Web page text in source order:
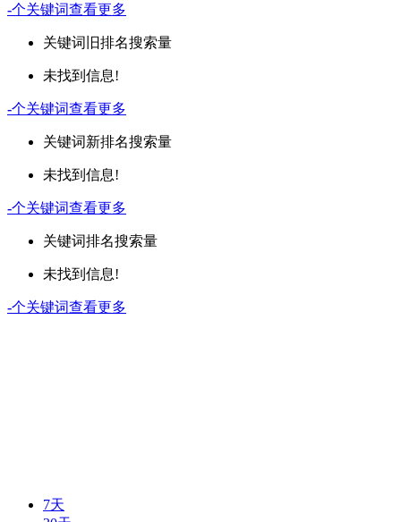
-个关键词查看更多
关键词 旧排名搜索量
未找到信息!
-个关键词查看更多
关键词新排名搜索量
未找到信息!
-个关键词查看更多
关键词排名搜索量
未找到信息!
-个关键词查看更多
7天